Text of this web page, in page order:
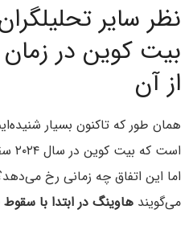
نظر سایر
بیت کوین در
از آن
همان طور که تاکنون بسیار
اما این اتفاق چه زمانی رخ
می‌گویند هاوینگ در ابتدا با